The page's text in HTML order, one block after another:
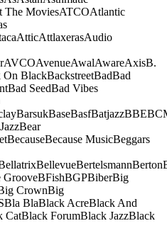
The MoviesATCOAtlantic
AtticAttlaxerasAudio
AVCOAvenueAwalAwareAxisB.
On BlackBackstreetBadBad
Bad SeedBad Vibes
BarsukBaseBasfBatjazzBBE
Bear
BecauseBecause MusicBeggars
BellevueBertelsmannBerton
GrooveBFishBGPBiberBig
CrownBig
Bla BlaBlack AcreBlack And
CatBlack ForumBlack JazzBlack